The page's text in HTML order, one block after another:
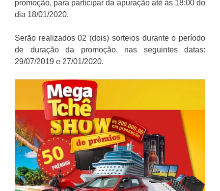
promoção, para participar da apuração até às 18:00 do
dia 18/01/2020.
Serão realizados 02 (dois) sorteios durante o período
de duração da promoção, nas seguintes datas:
29/07/2019 e 27/01/2020.